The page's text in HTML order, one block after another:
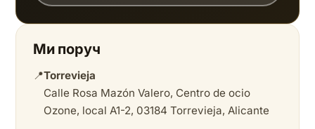
Ми поруч
📍Torrevieja
Calle Rosa Mazón Valero, Centro de ocio
Ozone, local A1-2, 03184 Torrevieja, Alicante